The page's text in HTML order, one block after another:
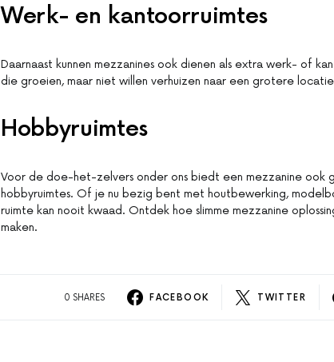
Werk- en kantoorruimtes
Daarnaast kunnen mezzanines ook dienen als extra werk- of
die groeien, maar niet willen verhuizen naar een grotere
Hobbyruimtes
Voor de doe-het-zelvers onder ons biedt een mezzanine ook
hobbyruimtes. Of je nu bezig bent met houtbewerking,
ruimte kan nooit kwaad. Ontdek hoe slimme mezzanine
maken.
0 SHARES FACEBOOK TWITTER